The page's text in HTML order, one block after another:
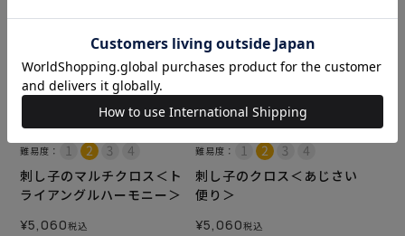
難易度：
刺し子のマルチクロス＜ト
ライアングルハーモニー＞
¥5,060税込
難易度：
刺し子のクロス＜あじさい
便り＞
¥5,060税込